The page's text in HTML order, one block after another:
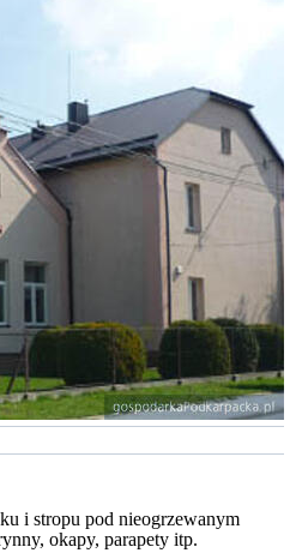
i stropu pod nieogrzewanym
okapy, parapety itp.